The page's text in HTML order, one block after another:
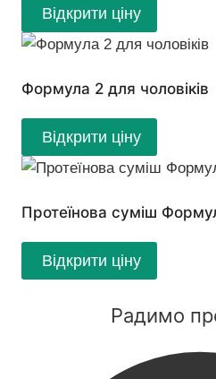
Відкрити ціну
Формула 2 для чоловіків
Відкрити ціну
Протеїнова суміш
Відкрити ціну
Радимо